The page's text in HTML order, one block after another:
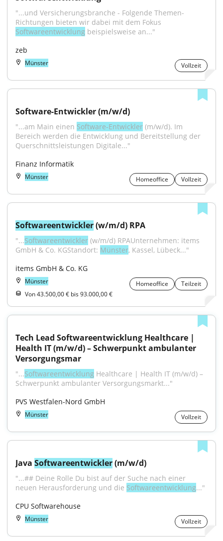
"...und Versicherungsbranche - Folgende Themen-
Softwareentwicklung beispielsweise an..."
zeb
Münster Vollzeit
Software-Entwickler (m/w/d)
"...am Main einen Software-Entwickler (m/w/d). Im
Bereich werden die Entwicklung und Bereitstellung der
Querschnittsleistungen Digitale..."
Finanz Informatik
Münster Homeoffice Vollzeit
Softwareentwickler (w/m/d) RPA
"...Softwareentwickler (w/m/d) RPAUnternehmen: items
GmbH & Co. KGStandort: Münster, Kassel, Lübeck..."
items GmbH & Co. KG
Münster Homeoffice
Teilzeit
Von 43.500,00 € bis 93.000,00 €
Tech Lead Softwareentwicklung Healthcare |
Health IT (m/w/d) – Schwerpunkt ambulanter
Versorgungsmar
"...Softwareentwicklung Healthcare | Health IT (m/w/d) –
Schwerpunkt ambulanter Versorgungsmarkt..."
PVS Westfalen-Nord GmbH
Münster Vollzeit
Java Softwareentwickler (m/w/d)
"...## Deine Rolle Du bist auf der Suche nach einer
neuen Herausforderung und die Softwareentwicklung..."
CPU Softwarehouse
Münster Vollzeit